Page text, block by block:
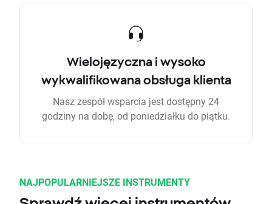
Wielojęzyczna i wysoko
wykwalifikowana obsługa klienta
Nasz zespół wsparcia jest dostępny 24
godziny na dobę, od poniedziałku do piątku.
NAJPOPULARNIEJSZE INSTRUMENTY